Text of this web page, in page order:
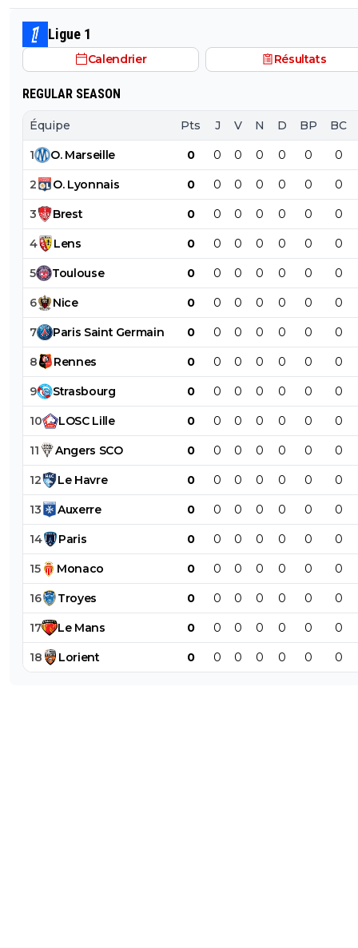
podium ? Reste lucide et cohérent plutôt que de
des conneries dont même toi tu doutes...
ca fait etre la grande braderie
Ligue 1
Calendrier Résultats
REGULAR SEASON
Équipe Pts J V N D BP BC
1 O. Marseille 0 0 0 0 0 0 0
2 O. Lyonnais 0 0 0 0 0 0 0
3 Brest 0 0 0 0 0 0 0
4 Lens 0 0 0 0 0 0 0
5 Toulouse 0 0 0 0 0 0 0
6 Nice 0 0 0 0 0 0 0
7 Paris Saint Germain 0 0 0 0 0 0 0
8 Rennes 0 0 0 0 0 0 0
9 Strasbourg 0 0 0 0 0 0 0
10 LOSC Lille 0 0 0 0 0 0 0
11 Angers SCO 0 0 0 0 0 0 0
12 Le Havre 0 0 0 0 0 0 0
13 Auxerre 0 0 0 0 0 0 0
14 Paris 0 0 0 0 0 0 0
15 Monaco 0 0 0 0 0 0 0
16 Troyes 0 0 0 0 0 0 0
17 Le Mans 0 0 0 0 0 0 0
18 Lorient 0 0 0 0 0 0 0